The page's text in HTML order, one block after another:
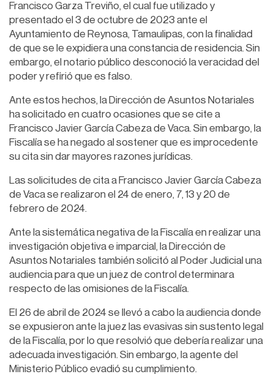
Francisco Garza Treviño, el cual fue utilizado y
presentado el 3 de octubre de 2023 ante el
Ayuntamiento de Reynosa, Tamaulipas, con la finalidad
de que se le expidiera una constancia de residencia. Sin
embargo, el notario público desconoció la veracidad del
poder y refirió que es falso.
Ante estos hechos, la Dirección de Asuntos Notariales
ha solicitado en cuatro ocasiones que se cite a
Francisco Javier García Cabeza de Vaca. Sin embargo, la
Fiscalía se ha negado al sostener que es improcedente
su cita sin dar mayores razones jurídicas.
Las solicitudes de cita a Francisco Javier García Cabeza
de Vaca se realizaron el 24 de enero, 7, 13 y 20 de
febrero de 2024.
Ante la sistemática negativa de la Fiscalía en realizar una
investigación objetiva e imparcial, la Dirección de
Asuntos Notariales también solicitó al Poder Judicial una
audiencia para que un juez de control determinara
respecto de las omisiones de la Fiscalía.
El 26 de abril de 2024 se llevó a cabo la audiencia donde
se expusieron ante la juez las evasivas sin sustento legal
de la Fiscalía, por lo que resolvió que debería realizar una
adecuada investigación. Sin embargo, la agente del
Ministerio Público evadió su cumplimiento.